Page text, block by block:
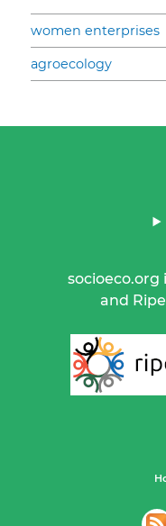
women enterprises
agroecology
socioeco.org
and